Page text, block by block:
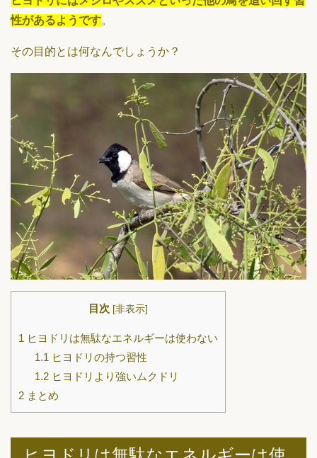
性があるようです。
その目的とは何なんでしょうか？
目次 [非表示]
1 ヒヨドリは無駄なエネルギーは使わない
1.1 ヒヨドリの持つ習性
1.2ヒヨドリより強いムクドリ
2 まとめ